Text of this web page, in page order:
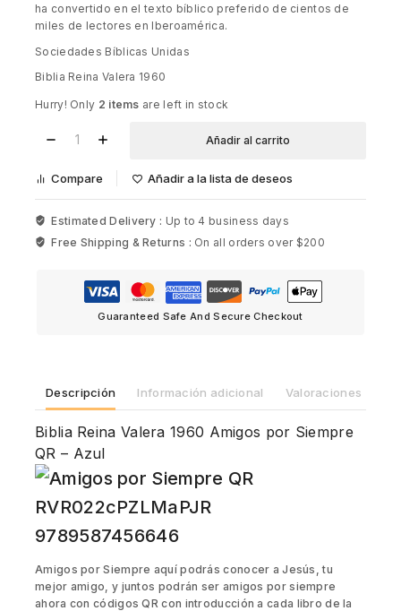
ha convertido en el texto bíblico preferido de cientos de
miles de lectores en Iberoamérica.
Sociedades Bíblicas Unidas
Biblia Reina Valera 1960
Hurry! Only 2 items are left in stock
Añadir al carrito
Compare Añadir a la lista de deseos
Estimated Delivery : Up to 4 business days
Free Shipping & Returns : On all orders over $200
Guaranteed Safe And Secure Checkout
Descripción Información adicional Valoraciones (0)
Biblia Reina Valera 1960 Amigos por Siempre
QR – Azul
Amigos por Siempre aquí podrás conocer a Jesús, tu
mejor amigo, y juntos podrán ser amigos por siempre
ahora con códigos QR con introducción a cada libro de la